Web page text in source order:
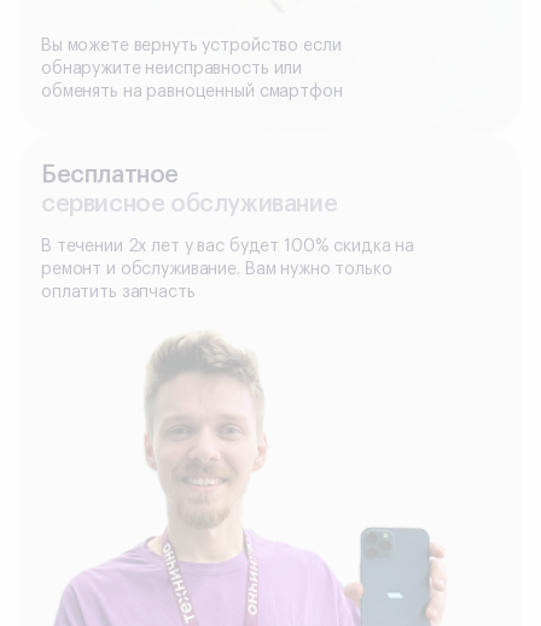
Вы можете вернуть устройство если
обнаружите неисправность или
обменять на равноценный смартфон
Бесплатное
сервисное обслуживание
В течении 2х лет у вас будет 100% скидка на
ремонт и обслуживание. Вам нужно только
оплатить запчасть